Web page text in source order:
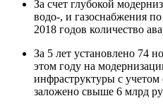
За счет глубокой
водо-, и газоснабжения
2018 годов количество
За 5 лет установлено 74
этом году на
инфраструктуры с
заложено свыше 6 млрд